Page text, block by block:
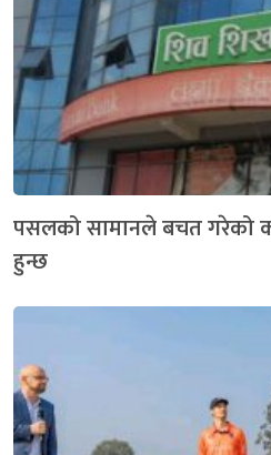
पसलको सामानले बचत गरेको
हुन्छ